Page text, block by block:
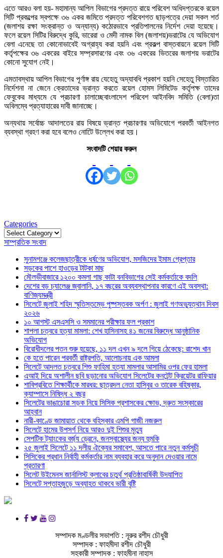
এতে আরও বলা হয়- মহামান্য আপিল বিভাগের প্রদত্ত রায়ে পরিবেশ অধিদপ্তরকে রয়েল
সিটি প্রকল্পের স্বপক্ষে ৩৬ একর জমিতে প্রদত্ত পরিবেশগত ছাড়পত্রে দেয়া সকল শর্ত
(জলাশয় রক্ষা সংক্রান্ত ও অন্যান্য) কঠোরভাবে প্রতিপালনের নির্দেশ দেয়া হয়েছে।
ফলে রয়েল সিটির বিরুদ্ধে কুরি, ভারেরা ও মেদী নামক বিল (জলাশয়)ভরাটের যে অভিযোগ
বেলা এনেছে তা কোনোভাবেই অগ্রাহ্য করা হয়নি এবং প্রকল্প বাস্তবায়নে রয়েল সিটি
কর্তৃপক্ষের ৩৬ একরের বাইরে সম্প্রসারণের এবং ৩৬ একরের ভিতরের জলাশয় ভরাটের
কোনো সুযোগ নেই।
এমতাবস্থায় আপিল বিভাগের পূর্ণাঙ্গ রায় যেহেতু অদ্যাবধি প্রকাশ হয়নি সেহেতু বিস্তারিত
নির্দেশনা না জেনে ক্রেতাদের ভ্রান্ত করতে রয়েল হোমস লিমিটেড কর্তৃপক্ষ তাদের
ফেবুকের মাধ্যমে যে প্রচারণা চালাচ্ছেবাংলাদেশ পরিবেশ আইনবিদ সমিতি (বেলা)তা
অবিলম্বে প্রত্যাহারের দাবী জানাচ্ছে।
অন্যথায় সর্বোচ্চ আদালতের রায় বিষয়ে ভ্রান্ত প্রচারণার অভিযোগে পরবর্তী আইনগত
ব্যবস্থা গ্রহণ করা হবে বলেও নোটিে উল্লেখ করা হয়।
সংবাদটি শেয়ার করুন
Categories
Categories
সাম্প্রতিক সংবাদ
সুনামগঞ্জে কলেজছাত্রীকে ধর্ষণের অভিযোগ, মসজিদের ইমাম গ্রেপ্তার
সড়কের পাশে হাওড়ের টাটকা মাছ
মৌলভীবাজারে ১২০০ কমলা গাছ কাটা বনবিভাগের সেই কর্মকর্তাকে বদলি
দেশের বড় চ্যালেঞ্জ জ্বালানি, ১৭ বছরের অব্যবস্থাপনার কারণে এই অবস্থা:
বাণিজ্যমন্ত্রী
সিলেটে জুলাই শহিদ স্মৃতিস্তম্ভে পুষ্পস্তবক অর্পণ : জুলাই গণঅভ্যুত্থান দিবস
২০২৬
১০ আগস্ট এসএসসি ও সমমানের পরীক্ষার ফল প্রকাশ
শাপলা চত্বরে হত্যা মামলা: শেখ হাসিনাসহ ৪১ জনের বিরুদ্ধে আনুষ্ঠানিক
অভিযোগ
বিরোধীদলের পতন শুরু হয়েছে, ১১ দল এখন ৯ দলে গিয়ে ঠেকেছে: রাশেদ খান
কে হতে পারেন পরবর্তী রাষ্ট্রপতি, আলোচনায় এক আমলা
সিলেটে আদলত চত্বরে শিশু ফাহিমা হত্যা মামলার আসামির ওপর ফের হামলা
এআই দিয়ে অশালীন ছবি ছড়ানোর অভিযোগ সিলেটের কনটেন্ট ক্রিয়েটর রাফিয়ার
শাবিপ্রবিতে শিক্ষার্থীকে মারধর: ছাত্রদল নেতা হাসিবুর ও তারেক বহিষ্কার,
ক্যাম্পাসে নিষিদ্ধ ২ বছর
সিলেটের ভাঙাচোরা সড়ক নিয়ে সিসিক প্রশাসকের ক্ষোভ, দ্রুত সংস্কারের
আহ্বান
নারী-কাণ্ডে জামায়াত থেকে বহিস্কার এমপি গাজী নজরুল
সিলেটে হামের উপসর্গ নিয়ে আরও দুই শিশুর মৃত্যু
সেপটিক ট্যাংকের বর্জ্য ড্রেনে, জনস্বাস্থ্যের জন্য হুমকি
২৫ জুলাই সিলেটে ১১ দলীয় ঐক্যের সমাবেশ, আসতে পারে নতুন কর্মসুচী
সিসিকের প্রধান নির্বাহী কর্মকর্তার নাম ব্যবহার করে অনুদান দেওয়ার নামে
প্রতারণা
সিলেট উইমেনস জার্নালিস্ট ক্লাবের চতুর্থ প্রতিষ্ঠাবার্ষিকী উদযাপিত
সিলেটে সপ্তাহজুড়ে অব্যাহত থাকবে ভারী বৃষ্টি
সম্পাদক মণ্ডলীর সভাপতি : নূরুর রশীদ চৌধুরী
সম্পাদক : ফাহমীদা রশীদ চৌধুরী
সহকারী সম্পাদক : ফাহমীনা নাহাস